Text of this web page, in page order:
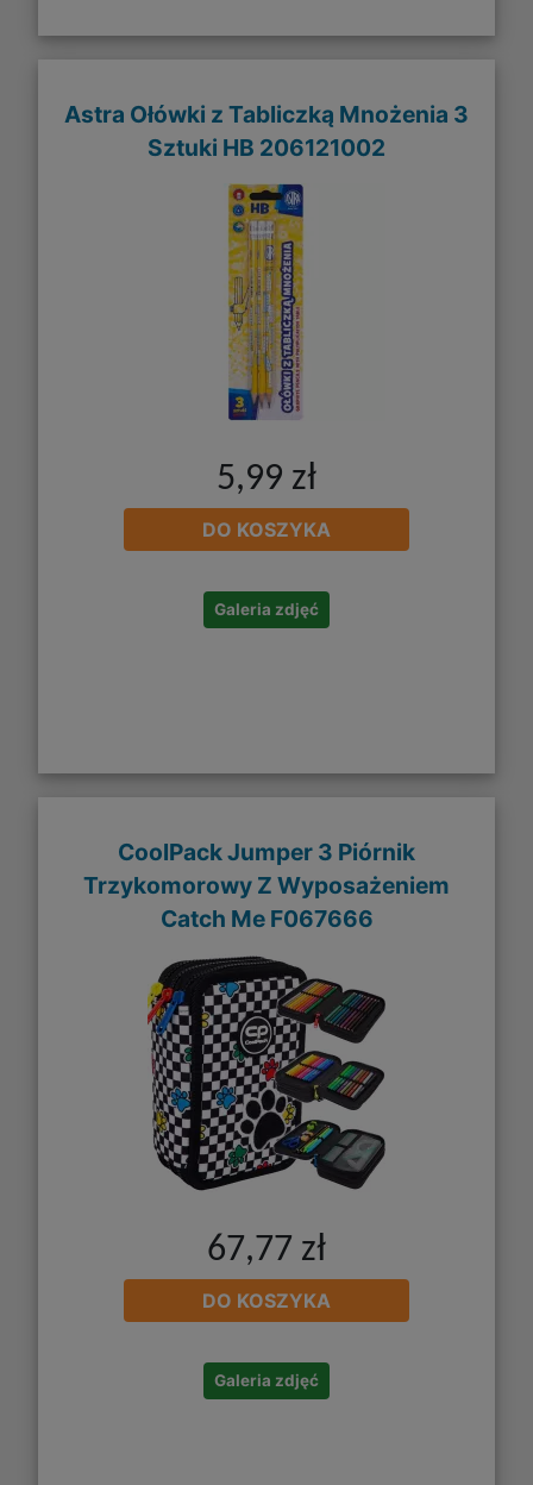
Astra Ołówki z Tabliczką Mnożenia 3
Sztuki HB 206121002
5,99 zł
DO KOSZYKA
Galeria zdjęć
CoolPack Jumper 3 Piórnik
Trzykomorowy Z Wyposażeniem
Catch Me F067666
67,77 zł
DO KOSZYKA
Galeria zdjęć